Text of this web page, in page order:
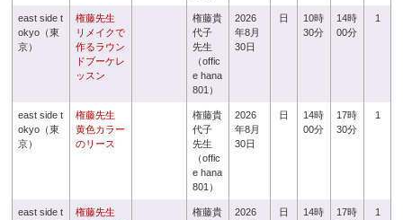
east side t
okyo（東
京）
権藤先生
リメイクで
作るラウン
ドブーケレ
ッスン
権藤貴
代子
先生
（offic
e hana
801）
2026
年8月
30日
日
10時
30分
14時
00分
1
east side t
okyo（東
京）
権藤先生
黄色カラー
のリース
権藤貴
代子
先生
（offic
e hana
801）
2026
年8月
30日
日
14時
00分
17時
30分
1
east side t
権藤先生
権藤貴
2026
日
14時
17時
1